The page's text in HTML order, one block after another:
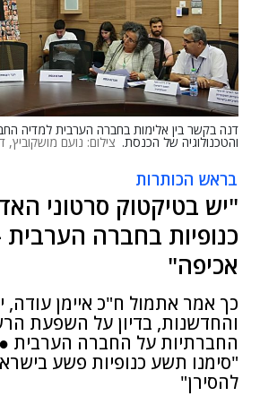
דנה בקשר בין אלימות בחברה הערבית למדיה
והטכנולוגיה של הכנסת. צילום: נועם מושקוביץ,
בראש הכותרות
"יש בטיקטוק סרטוני
כנופיות בחברה הערבית
אכיפה"
כך אמר אתמול ח"כ איימן עודה,
והחדשנות, בדיון על השפעת
החברתיות על החברה הערבית
"סימנו תשע כנופיות פשע
להסירן"